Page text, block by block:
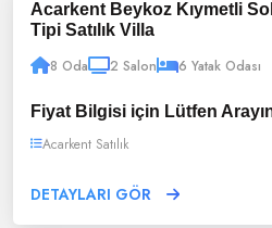
Acarkent Beykoz Kıymetli
Tipi Satılık Villa
8 Oda 2 Salon 6 Yatak Odası
Fiyat Bilgisi için Lütfen
Acarkent Satılık
DETAYLARI GÖR